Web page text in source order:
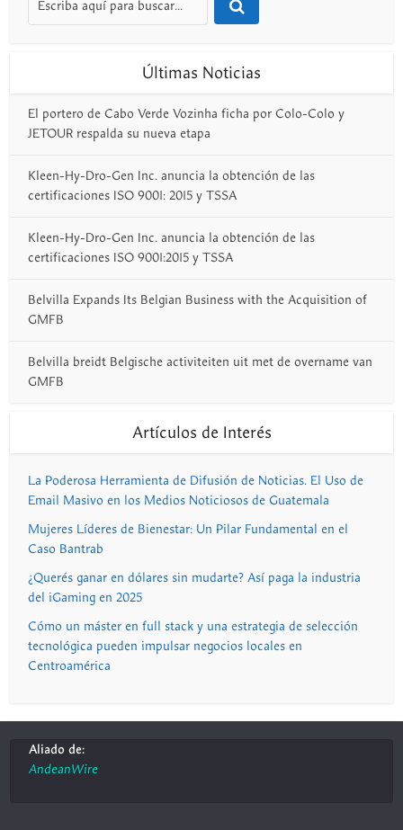
Últimas Noticias
El portero de Cabo Verde Vozinha ficha por Colo-Colo y
JETOUR respalda su nueva etapa
Kleen-Hy-Dro-Gen Inc. anuncia la obtención de las
certificaciones ISO 9001: 2015 y TSSA
Kleen-Hy-Dro-Gen Inc. anuncia la obtención de las
certificaciones ISO 9001:2015 y TSSA
Belvilla Expands Its Belgian Business with the Acquisition of
GMFB
Belvilla breidt Belgische activiteiten uit met de overname van
GMFB
Artículos de Interés
La Poderosa Herramienta de Difusión de Noticias. El Uso de
Email Masivo en los Medios Noticiosos de Guatemala
Mujeres Líderes de Bienestar: Un Pilar Fundamental en el
Caso Bantrab
¿Querés ganar en dólares sin mudarte? Así paga la industria
del iGaming en 2025
Cómo un máster en full stack y una estrategia de selección
tecnológica pueden impulsar negocios locales en
Centroamérica
Aliado de:
AndeanWire